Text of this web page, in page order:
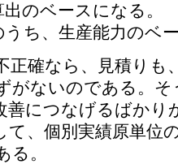
のベースになる。
うち、生産能力のベ
正確なら、見積りも
がないのである。
善につなげるばかり
て、個別実績原単位
る。